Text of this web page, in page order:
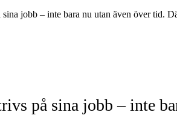
jobb – inte bara nu utan även över tid.
på sina jobb – inte